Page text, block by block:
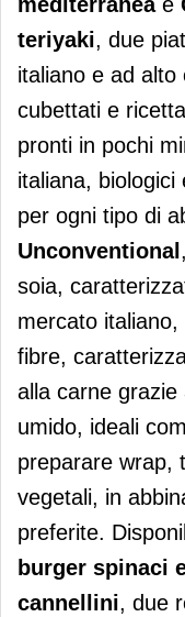
teriyaki, due
italiano e ad alto
cubettati e
pronti in pochi
italiana,
per ogni tipo di
Unconventional
soia,
mercato
fibre,
alla carne
umido, ideali
preparare wrap,
vegetali, in
preferite.
burger spinaci
cannellini, due